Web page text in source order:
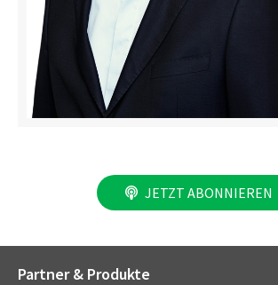
JETZT ABONNIEREN
Partner & Produkte